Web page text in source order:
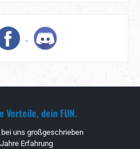
Vorteile, dein FUN.
uns großgeschrieben
Erfahrung